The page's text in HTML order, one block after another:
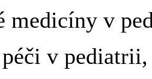
medicíny v
v